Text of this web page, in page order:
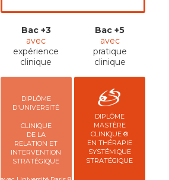
Bac +3
avec
expérience
clinique
Bac +5
avec
pratique
clinique
DIPLÔME
D'UNIVERSITÉ
CLINIQUE
DE LA
RELATION ET
INTERVENTION
STRATÉGIQUE
DIPLÔME
MASTÈRE
CLINIQUE ®
EN THÉRAPIE
SYSTÉMIQUE
STRATÉGIQUE